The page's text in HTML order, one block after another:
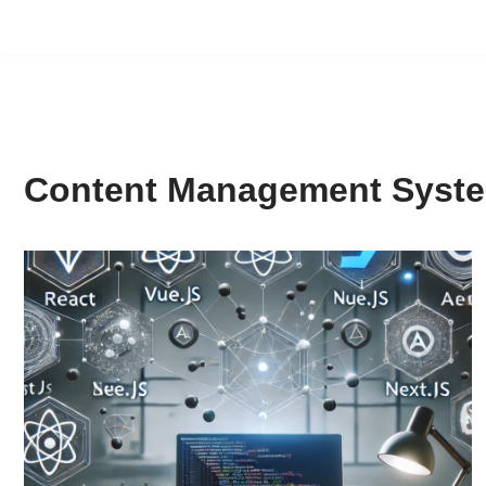
Content Management